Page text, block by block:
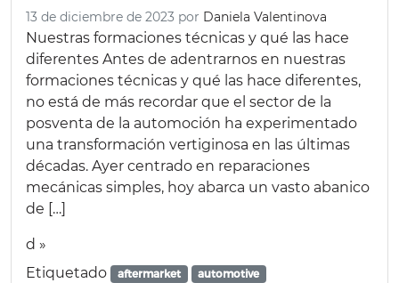
13 de diciembre de 2023 por Daniela Valentinova
Nuestras formaciones técnicas y qué las hace
diferentes Antes de adentrarnos en nuestras
formaciones técnicas y qué las hace diferentes,
no está de más recordar que el sector de la
posventa de la automoción ha experimentado
una transformación vertiginosa en las últimas
décadas. Ayer centrado en reparaciones
mecánicas simples, hoy abarca un vasto abanico
de […]
d »
Etiquetado
aftermarket
automotive